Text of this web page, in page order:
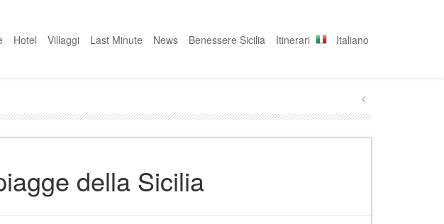
Hotel Villaggi Last Minute News Benessere Sicilia Itinerari Italiano
della Sicilia